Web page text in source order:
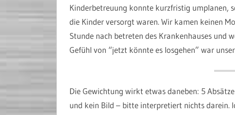
Kinderbetreuung konnte kurzfristig umplanen,
die Kinder versorgt waren. Wir kamen keinen
Stunde nach betreten des Krankenhauses und
Gefühl von “jetzt könnte es losgehen” war
Die Gewichtung wirkt etwas daneben: 5
und kein Bild – bitte interpretiert nichts darein.